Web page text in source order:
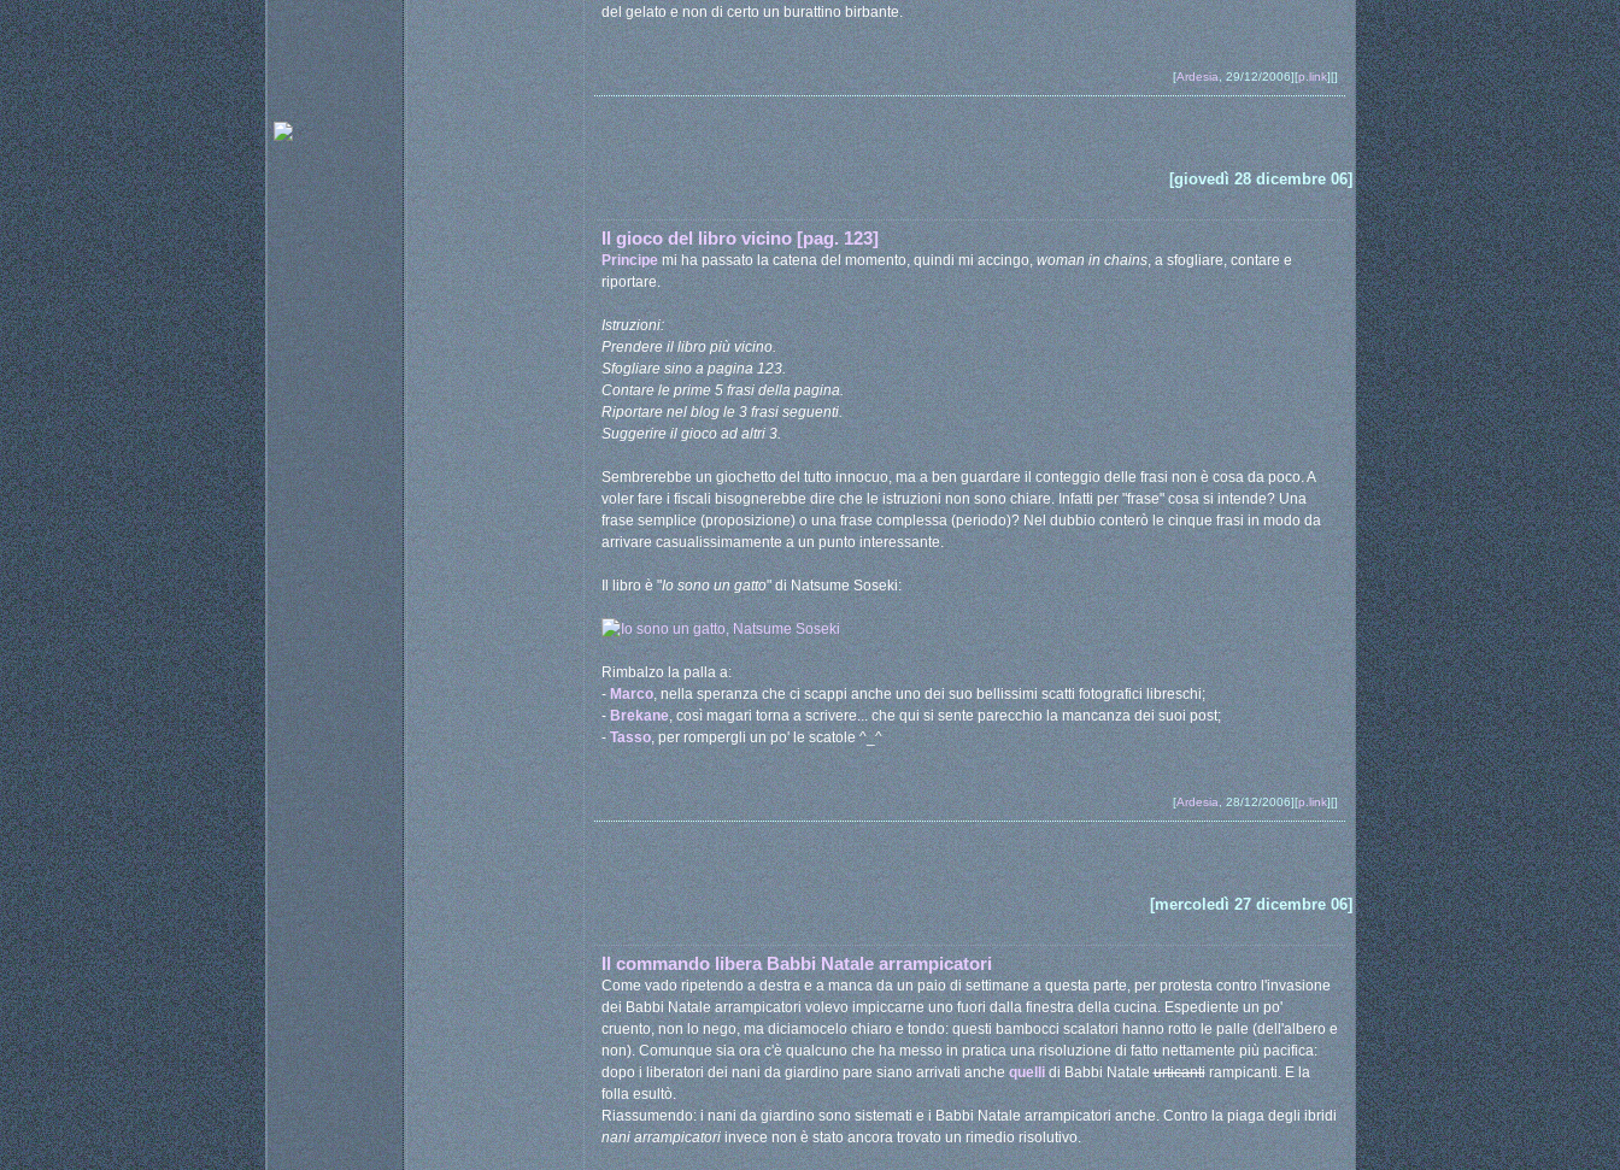
del gelato e non di certo un burattino birbante.
[Ardesia, 29/12/2006][p.link][]
[giovedì 28 dicembre 06]
Il gioco del libro vicino [pag. 123]
Principemi ha passato la catena del momento, quindi mi accingo,woman in chains, a sfogliare, contare e
riportare.
Istruzioni:
Prendere il libro più vicino.
Sfogliare sino a pagina 123.
Contare le prime 5 frasi della pagina.
Riportare nel blog le 3 frasi seguenti.
Suggerire il gioco ad altri 3.
Sembrerebbe un giochetto del tutto innocuo, ma a ben guardare il conteggio delle frasi non è cosa da poco. A
voler fare i fiscali bisognerebbe dire che le istruzioni non sono chiare. Infatti per "frase" cosa si intende? Una
frase semplice (proposizione) o una frase complessa (periodo)? Nel dubbio conterò le cinque frasi in modo da
arrivare casualissimamente a un punto interessante.
Il libro è "Io sono un gatto" di Natsume Soseki:
Rimbalzo la palla a:
-Marco, nella speranza che ci scappi anche uno dei suo bellissimi scatti fotografici libreschi;
-Brekane, così magari torna a scrivere... che qui si sente parecchio la mancanza dei suoi post;
-Tasso, per rompergli un po' le scatole ^_^
[Ardesia, 28/12/2006][p.link][]
[mercoledì 27 dicembre 06]
Il commando libera Babbi Natale arrampicatori
Come vado ripetendo a destra e a manca da un paio di settimane a questa parte, per protesta contro l'invasione
dei Babbi Natale arrampicatori volevo impiccarne uno fuori dalla finestra della cucina. Espediente un po'
cruento, non lo nego, ma diciamocelo chiaro e tondo: questi bambocci scalatori hanno rotto le palle (dell'albero e
non). Comunque sia ora c'è qualcuno che ha messo in pratica una risoluzione di fatto nettamente più pacifica:
dopo i liberatori dei nani da giardino pare siano arrivati anchequellidi Babbi Nataleurticantirampicanti. E la
folla esultò.
Riassumendo: i nani da giardino sono sistemati e i Babbi Natale arrampicatori anche. Contro la piaga degli ibridi
nani arrampicatoriinvece non è stato ancora trovato un rimedio risolutivo.